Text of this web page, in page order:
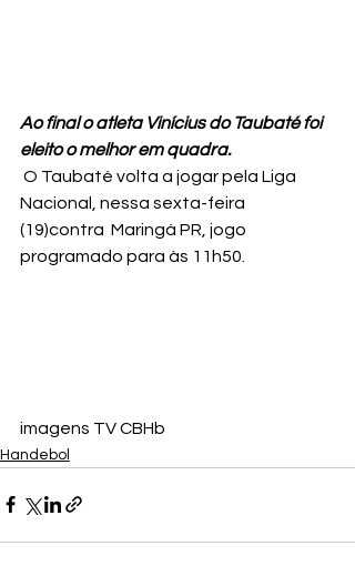
Ao final o atleta Vinícius do Taubaté foi
eleito o melhor em quadra.
O Taubaté volta a jogar pela Liga
Nacional, nessa sexta-feira
(19)contra  Maringá PR, jogo
programado para às 11h50.
imagens TV CBHb
Handebol